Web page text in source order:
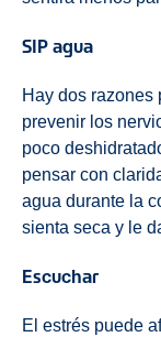
SIP agua
Hay dos razones
prevenir los
poco
pensar con
agua durante la
sienta seca y le
Escuchar
El estrés puede